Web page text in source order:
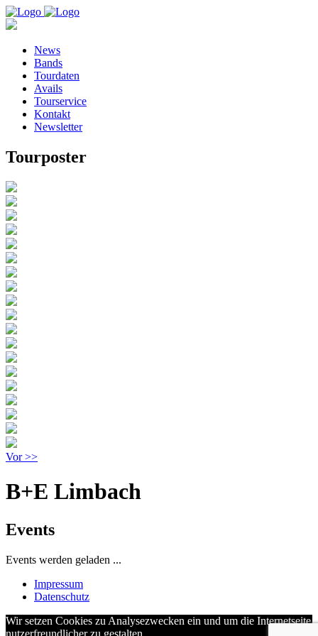
News
Bands
Tourdaten
Avails
Tourservice
Kontakt
Newsletter
Tourposter
Vor >>
B+E Limbach
Events
Events werden geladen ...
Impressum
Datenschutz
Wir setzen Cookies zu Analysezwecken ein und um die Internetseite
nutzerfreundlicher zu gestalten.